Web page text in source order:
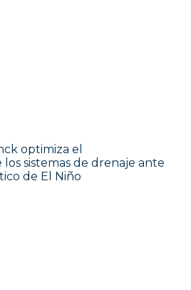
optimiza el
sistemas de drenaje ante
de El Niño